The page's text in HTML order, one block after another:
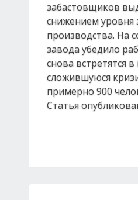
забастовщиков
снижением уровня
производства. На
завода убедило
снова встретятся
сложившуюся
примерно 900
Статья